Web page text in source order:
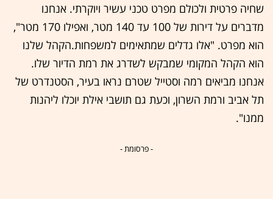
שחיה פרטית ולכולם מפרט טכני עשיר ויוקרתי. אנחנו
מדברים על דירות של 100 עד 140 מטר, ואפילו 170 מטר",
הוא מפרט. "אלו גדלים שמתאימים למשפחות.הקהל שלנו
הוא הקהל המקומי שמבקש לשדרג את רמת הדיור שלו.
אנחנו מביאים רמה וסטייל שטרם נראו בעיר, הסטנדרט של
תל אביב ורמת השרון, וכעת גם תושבי אילת יוכלו ליהנות
ממנו".
- פרסומת -